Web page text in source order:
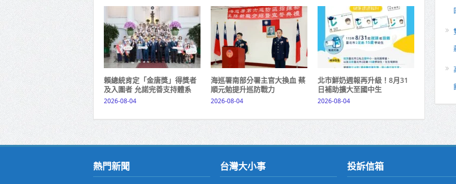
賴總統肯定「金唐獎」得獎者
及入圍者 允諾完善支持體系
2026-08-04
海巡署南部分署主官大換血 蔡
順元勉提升巡防戰力
2026-08-04
北市鮮奶週報再升級！8月31
日補助擴大至國中生
2026-08-04
熱門新聞 台灣大小事 投訴信箱